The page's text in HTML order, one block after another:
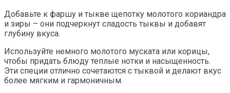
Добавьте к фаршу и тыкве щепотку молотого кориандра
и зиры – они подчеркнут сладость тыквы и добавят
глубину вкуса.
Используйте немного молотого муската или корицы,
чтобы придать блюду теплые нотки и насыщенность.
Эти специи отлично сочетаются с тыквой и делают вкус
более мягким и гармоничным.